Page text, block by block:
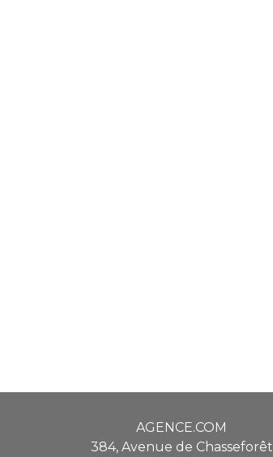
AGENCE.COM
384, Avenue de Chasseforêt